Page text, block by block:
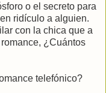
o el secreto para
ridículo a alguien.
con la chica que a
¿Cuántos
telefónico?